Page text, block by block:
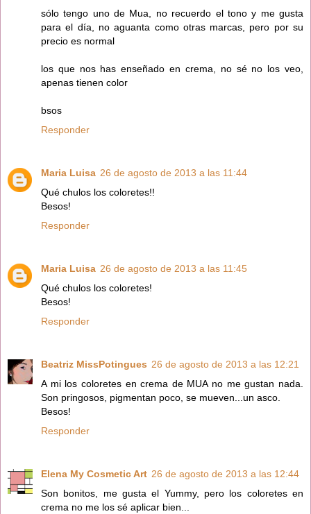
sólo tengo uno de Mua, no recuerdo el tono y me gusta
para el día, no aguanta como otras marcas, pero por su
precio es normal
los que nos has enseñado en crema, no sé no los veo,
apenas tienen color
bsos
Responder
Maria Luisa 26 de agosto de 2013 a las 11:44
Qué chulos los coloretes!!
Besos!
Responder
Maria Luisa 26 de agosto de 2013 a las 11:45
Qué chulos los coloretes!
Besos!
Responder
Beatriz MissPotingues 26 de agosto de 2013 a las 12:21
A mi los coloretes en crema de MUA no me gustan nada.
Son pringosos, pigmentan poco, se mueven...un asco.
Besos!
Responder
Elena My Cosmetic Art 26 de agosto de 2013 a las 12:44
Son bonitos, me gusta el Yummy, pero los coloretes en
crema no me los sé aplicar bien...